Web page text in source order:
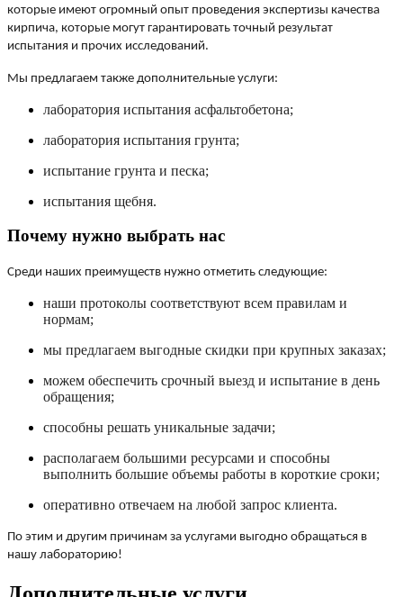
которые имеют огромный опыт проведения экспертизы качества
кирпича, которые могут гарантировать точный результат
испытания и прочих исследований.
Мы предлагаем также дополнительные услуги:
лаборатория испытания асфальтобетона;
лаборатория испытания грунта;
испытание грунта и песка;
испытания щебня.
Почему нужно выбрать нас
Среди наших преимуществ нужно отметить следующие:
наши протоколы соответствуют всем правилам и
нормам;
мы предлагаем выгодные скидки при крупных заказах;
можем обеспечить срочный выезд и испытание в день
обращения;
способны решать уникальные задачи;
располагаем большими ресурсами и способны
выполнить большие объемы работы в короткие сроки;
оперативно отвечаем на любой запрос клиента.
По этим и другим причинам за услугами выгодно обращаться в
нашу лабораторию!